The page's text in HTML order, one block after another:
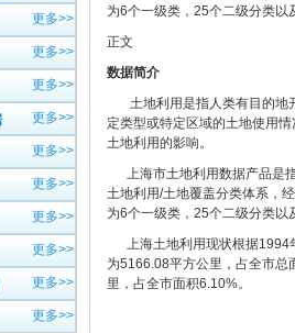
更多>>
更多>>
更多>>
更多>>
更多>>
更多>>
更多>>
更多>>
更多>>
更多>>
为6个一级类，25个二级分类以
正文
数据简介
土地利用是指人类有目的地
定类型或特定区域的土地使用
土地利用的影响。
上海市土地利用数据产品是
土地利用/土地覆盖分类体系，
为6个一级类，25个二级分类以
上海土地利用现状根据1994
为5166.08平方公里，占全市
里，占全市面积6.10%。